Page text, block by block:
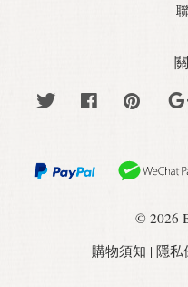
Twitter Facebook
© 2026
購物須知 | 隱私